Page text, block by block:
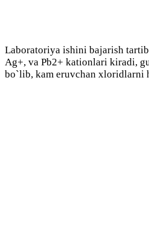
Laboratoriya ishini bajarish
Ag+, va Pb2+ kationlari kiradi,
bo`lib, kam eruvchan xloridlarni